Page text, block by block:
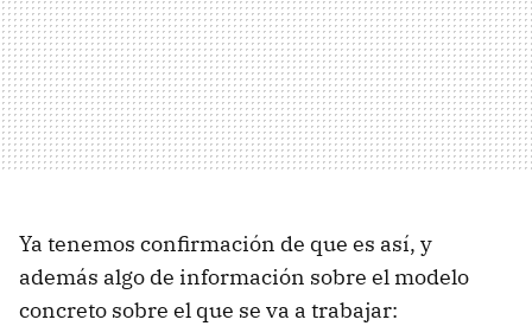
Ya tenemos confirmación de que es así, y
además algo de información sobre el modelo
concreto sobre el que se va a trabajar: